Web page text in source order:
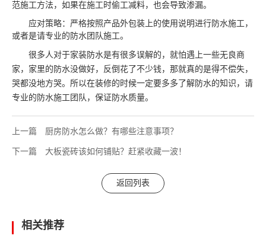
范施工方法，如果在施工时偷工减料，也会导致渗漏。
应对策略：严格按照产品外包装上的使用说明进行防水施工 ，
或者是请专业的防水团队施工。
很多人对于家装防水是有很多误解的，就怕遇上一些无良商
家，家里的防水没做好，反倒花了不少钱，那就真的是得不偿失，
哭都没地方哭。所以在装修的时候一定要多多了解防水的知识，请
专业的防水施工团队，保证防水质量。
上一篇 厨房防水怎么做？有哪些注意事项？
下一篇 大板瓷砖该如何铺贴？赶紧收藏一波！
返回列表
相关推荐